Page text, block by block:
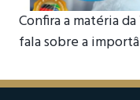
Confira a matéria
fala sobre a